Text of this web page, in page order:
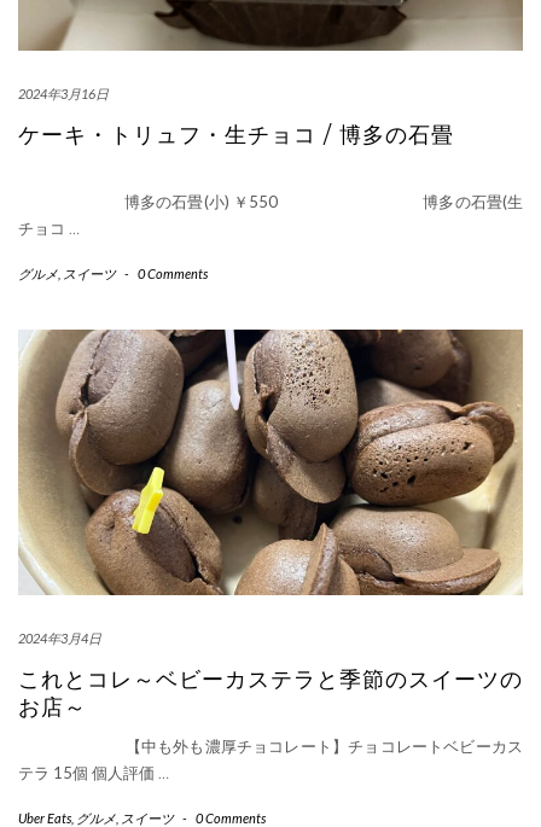
2024年3月16日
ケーキ・トリュフ・生チョコ / 博多の石畳
博多の石畳(小) ￥550 博多の石畳(生
チョコ …
グルメ スイーツ - 0 Comments
2024年3月4日
これとコレ～ベビーカステラと季節のスイーツの
お店～
【中も外も濃厚チョコレート】チョコレートベビーカス
テラ 15個 個人評価 …
Uber Eats グルメ スイーツ - 0 Comments